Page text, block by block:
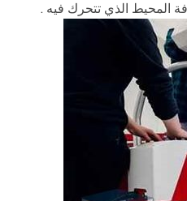
المحيط الذي تتحرك فيه .